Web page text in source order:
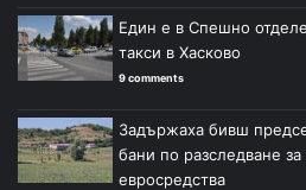
Един е в Спешно
такси в Хасково
9 comments
Задържаха бивш
бани по разследване
евросредства